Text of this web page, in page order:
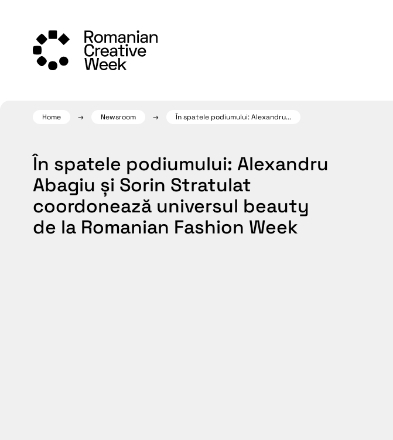
Home Newsroom În spatele podiumului: Alexandru...
În spatele podiumului: Alexandru
Abagiu și Sorin Stratulat
coordonează universul beauty
de la Romanian Fashion Week